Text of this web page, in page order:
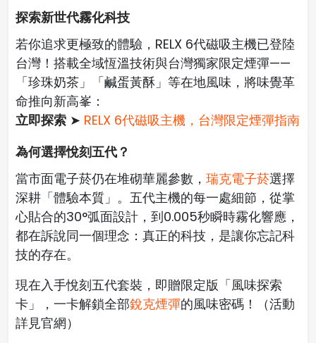
探索新世代霧化科技
若你追求更極致的體驗，RELX 6代磁吸主機已登陸
台灣！搭載全域恆溫技術與台灣獨家限定煙彈——
「珍珠奶茶」「鹹蛋黃酥」等在地風味，將味覺革
命推向新高峯：
立即探索 ➤ RELX 6代磁吸主機，台灣限定煙彈指南
為何選擇悅刻五代？
當市面電子菸仍在堆砌華麗參數， 瑞克電子菸選擇
深耕「體驗本質」。五代主機的每一處細節，從掌
心貼合的30°弧面設計，到0.005秒瞬時霧化響應，
都在訴說同一個理念：真正的科技，是讓你忘記科
技的存在。
現在入手悅刻五代套裝，即贈限定版「風味探索
卡」，一卡解鎖全部銳克煙彈的風味密碼！（活動
詳見官網）